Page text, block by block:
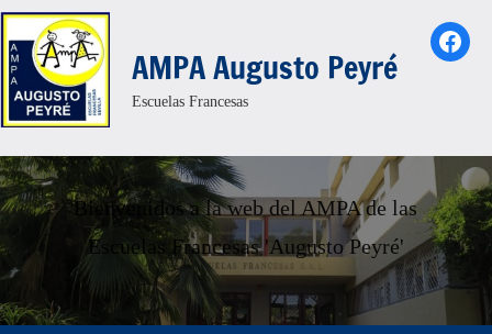
Saltar
al
contenido
AMPA Augusto Peyré
Escuelas Francesas
Bienvenidos a la web del AMPA de las
Escuelas Francesas 'Augusto Peyré'